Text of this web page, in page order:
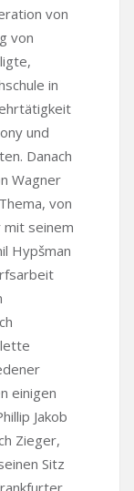
von
von
in
und
Danach
Wagner
von
seinem
Hypšman
einigen
Jakob
Zieger,
Sitz